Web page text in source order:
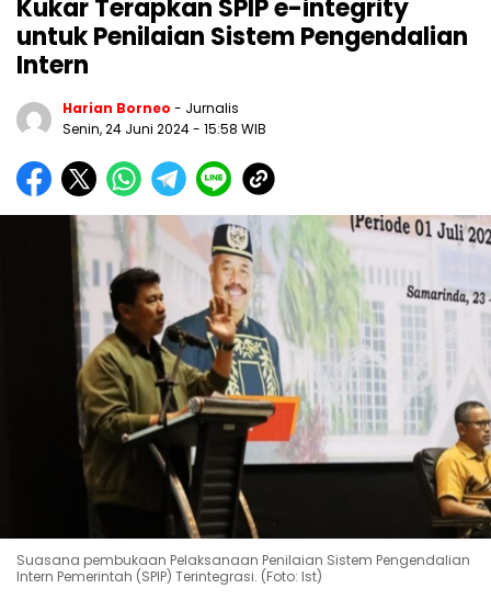
Kukar Terapkan SPIP e-integrity
untuk Penilaian Sistem Pengendalian
Intern
Harian Borneo - Jurnalis
Senin, 24 Juni 2024- 15:58 WIB
Suasana pembukaan Pelaksanaan Penilaian Sistem Pengendalian
Intern Pemerintah (SPIP) Terintegrasi. (Foto: Ist)